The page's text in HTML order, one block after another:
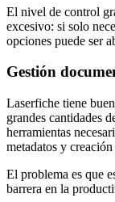
El nivel de control
excesivo: si solo
opciones puede ser
Gestión
Laserfiche tiene
grandes cantidades
herramientas
metadatos y
El problema es que
barrera en la